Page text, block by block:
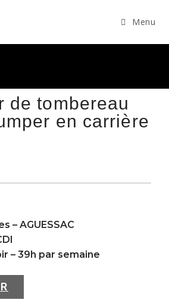
Menu
de tombereau
en carrière
– AGUESSAC
– 39h par semaine